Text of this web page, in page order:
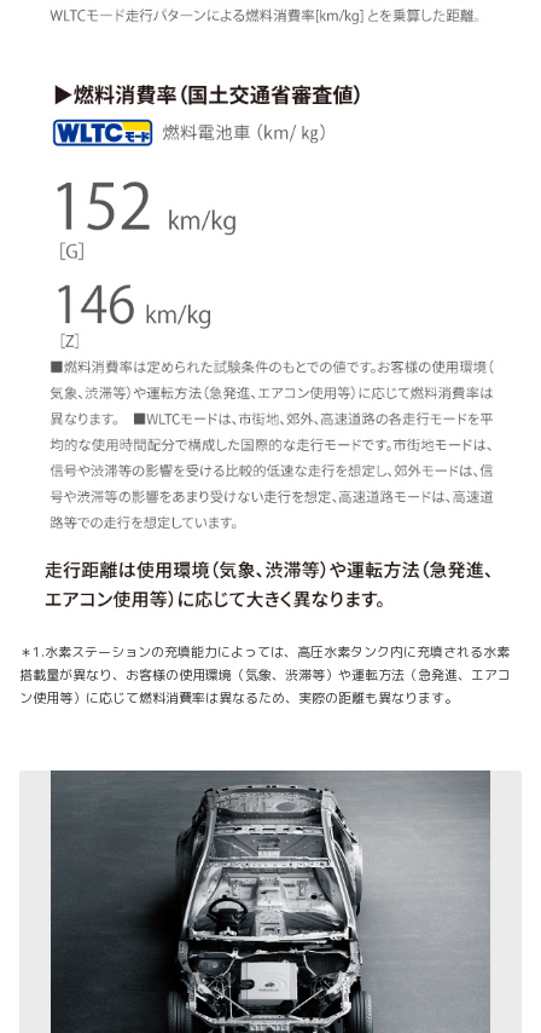
＊1.水素ステーションの充填能力によっては、高圧水素タンク内に充填される水素
搭載量が異なり、お客様の使用環境（気象、渋滞等）や運転方法（急発進、エアコ
ン使用等）に応じて燃料消費率は異なるため、実際の距離も異なります。